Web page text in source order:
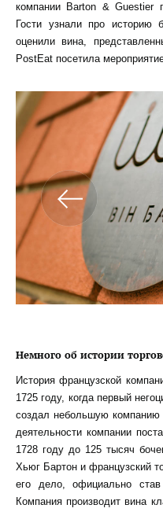
компании Barton & Guestier
Гости узнали про историю
оценили вина,
PostEat посетила
Немного об истории
История французской
1725 году, когда первый
создал небольшую
деятельности компании
1728 году до 125 тысяч
Хьюг Бартон и французский
его дело, официально
Компания производит вина